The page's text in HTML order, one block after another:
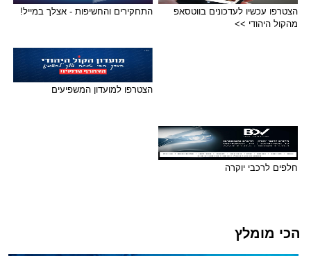
הצטרפו עכשיו לעדכונים בווטסאפ
מהקול היהודי >>
התחקירים והחשיפות - אצלך במייל!
הצטרפו למועדון המשפיעים
חלפים לרכבי יוקרה
הכי מומלץ